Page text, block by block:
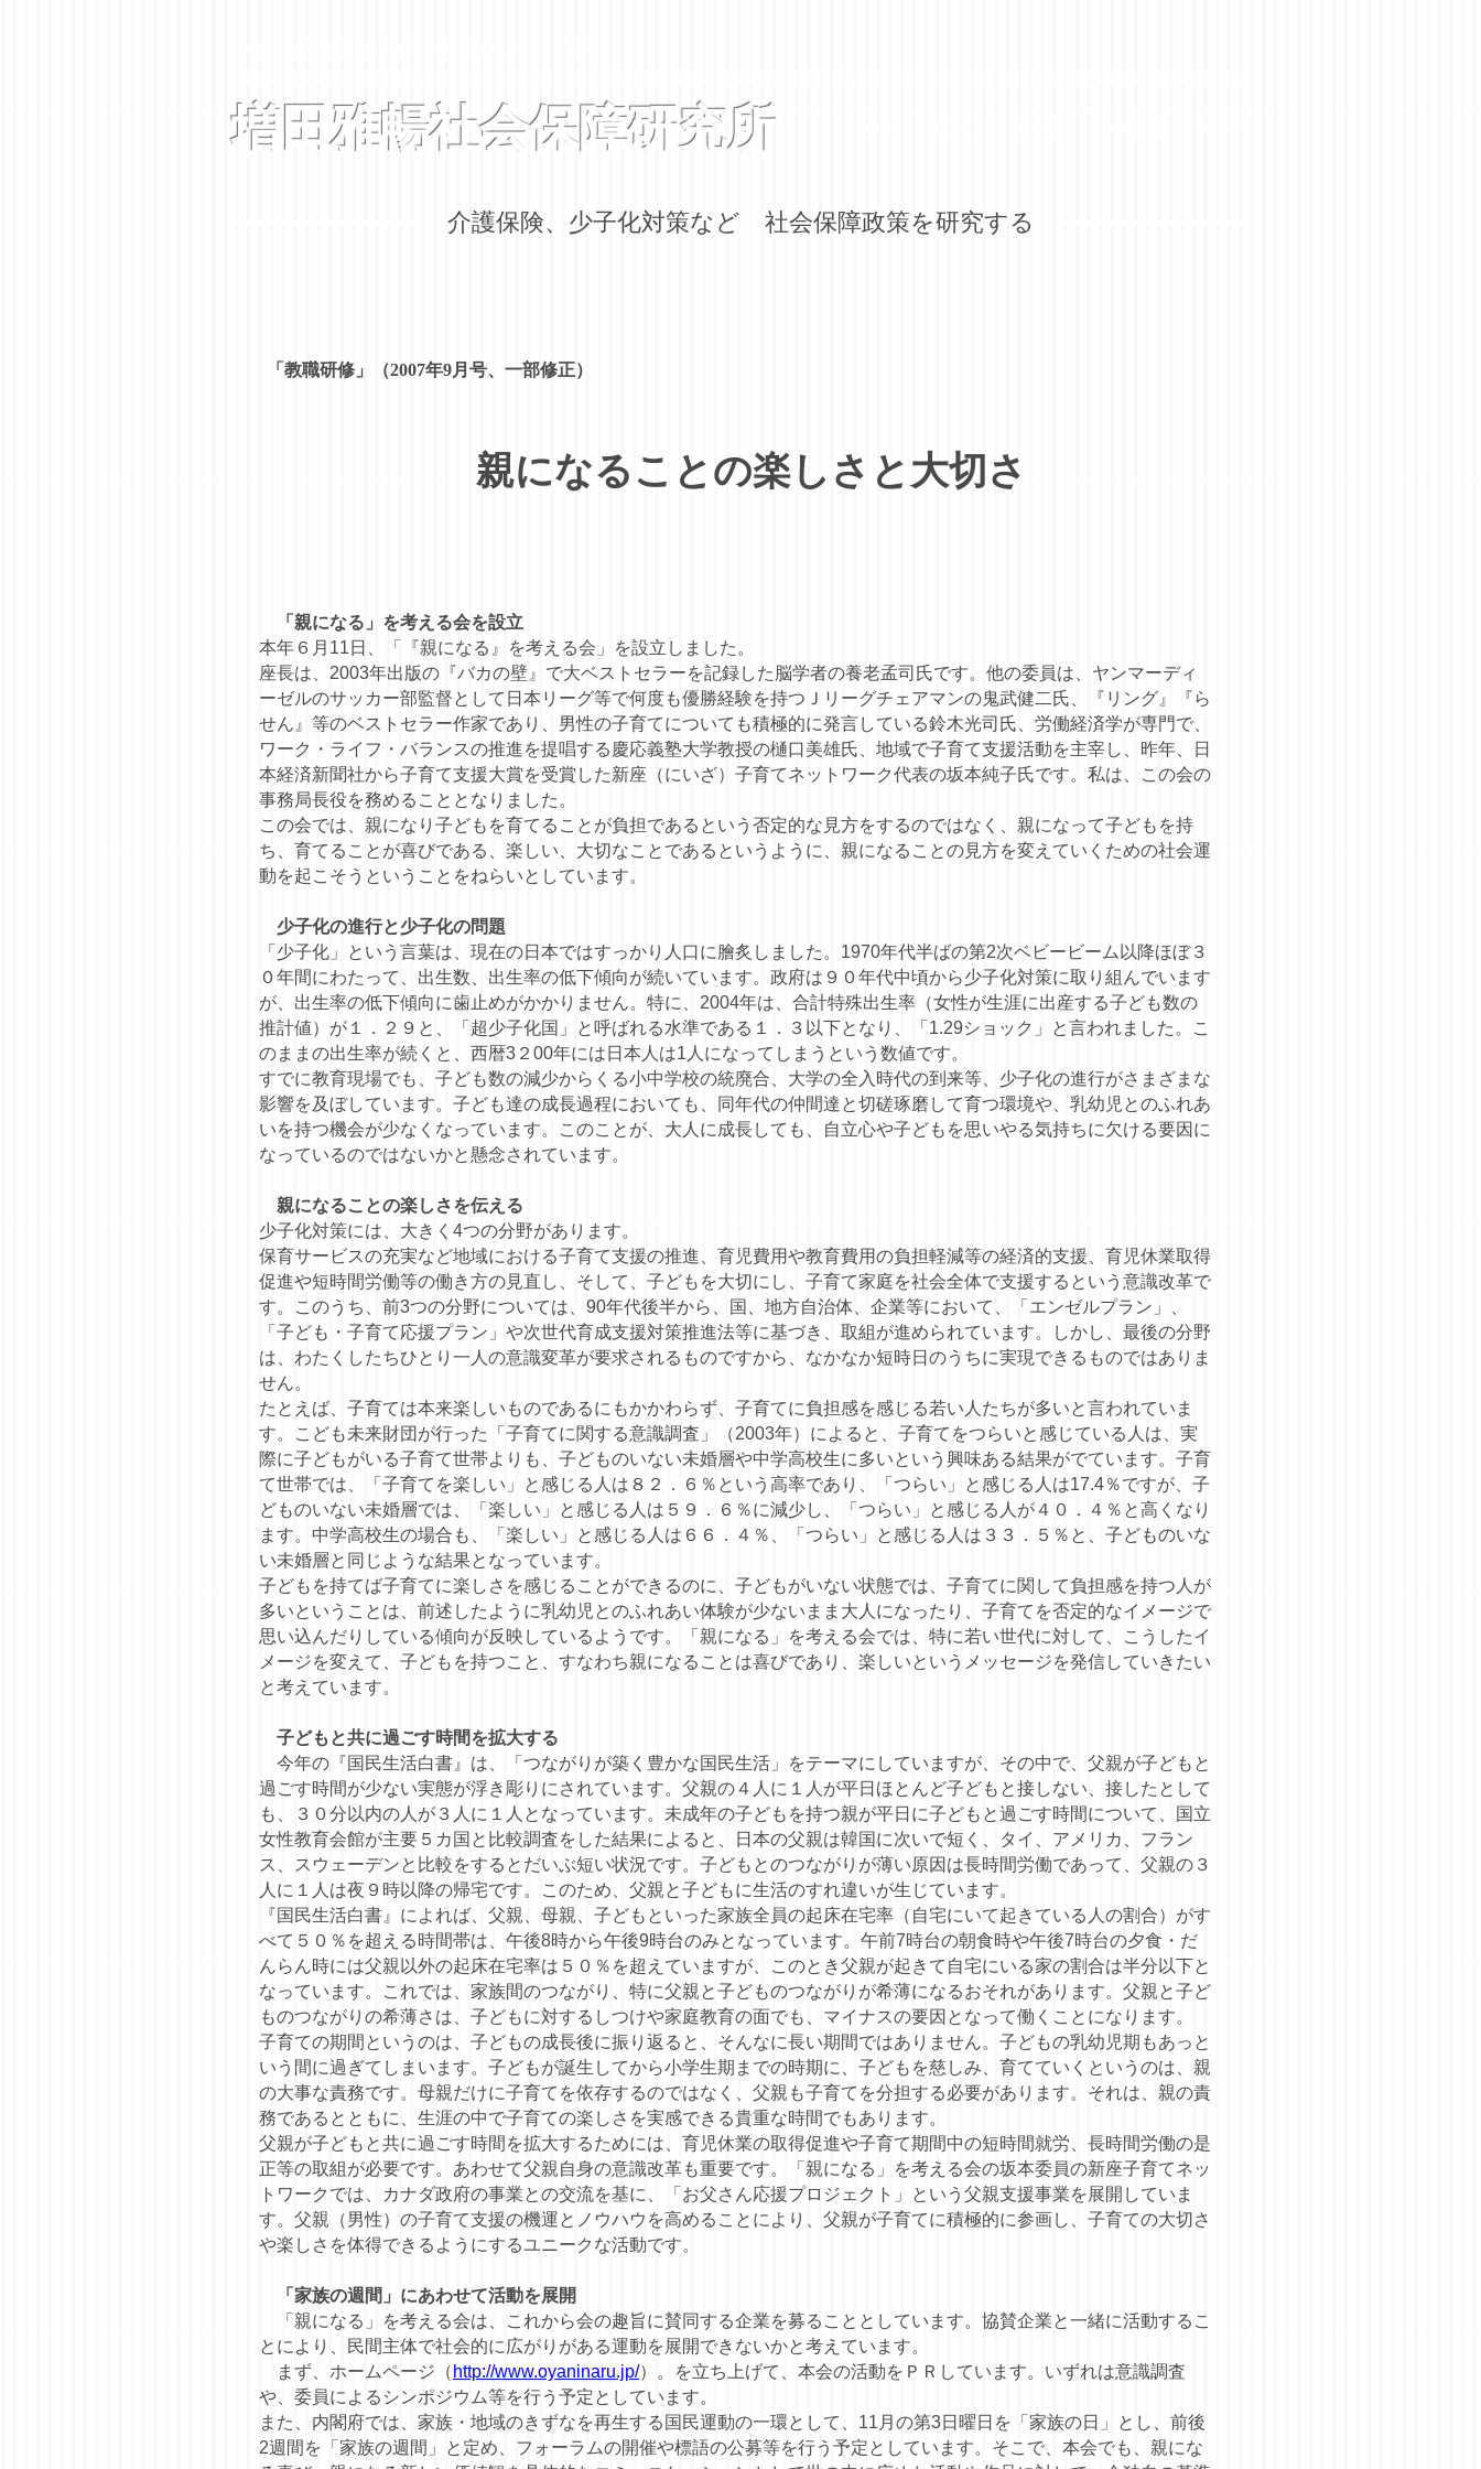
増田雅暢社会保障研究所
​介護保険、少子化対策など 社会保障政策を研究する
「親になる」を考える会を設立
本年６月11日、「『親になる』を考える会」を設立しました。
座長は、2003年出版の『バカの壁』で大ベストセラーを記録した脳学者の養老孟司氏です。他の委員は、ヤンマーディ
ーゼルのサッカー部監督として日本リーグ等で何度も優勝経験を持つＪリーグチェアマンの鬼武健二氏、『リング』『ら
せん』等のベストセラー作家であり、男性の子育てについても積極的に発言している鈴木光司氏、労働経済学が専門で、
ワーク・ライフ・バランスの推進を提唱する慶応義塾大学教授の樋口美雄氏、地域で子育て支援活動を主宰し、昨年、日
本経済新聞社から子育て支援大賞を受賞した新座（にいざ）子育てネットワーク代表の坂本純子氏です。私は、この会の
事務局長役を務めることとなりました。
この会では、親になり子どもを育てることが負担であるという否定的な見方をするのではなく、親になって子どもを持
ち、育てることが喜びである、楽しい、大切なことであるというように、親になることの見方を変えていくための社会運
動を起こそうということをねらいとしています。
少子化の進行と少子化の問題
「少子化」という言葉は、現在の日本ではすっかり人口に膾炙しました。1970年代半ばの第2次ベビービーム以降ほぼ３
０年間にわたって、出生数、出生率の低下傾向が続いています。政府は９０年代中頃から少子化対策に取り組んでいます
が、出生率の低下傾向に歯止めがかかりません。特に、2004年は、合計特殊出生率（女性が生涯に出産する子ども数の
推計値）が１．２９と、「超少子化国」と呼ばれる水準である１．３以下となり、「1.29ショック」と言われました。こ
のままの出生率が続くと、西暦3２00年には日本人は1人になってしまうという数値です。
すでに教育現場でも、子ども数の減少からくる小中学校の統廃合、大学の全入時代の到来等、少子化の進行がさまざまな
影響を及ぼしています。子ども達の成長過程においても、同年代の仲間達と切磋琢磨して育つ環境や、乳幼児とのふれあ
いを持つ機会が少なくなっています。このことが、大人に成長しても、自立心や子どもを思いやる気持ちに欠ける要因に
なっているのではないかと懸念されています。
親になることの楽しさを伝える
少子化対策には、大きく4つの分野があります。
保育サービスの充実など地域における子育て支援の推進、育児費用や教育費用の負担軽減等の経済的支援、育児休業取得
促進や短時間労働等の働き方の見直し、そして、子どもを大切にし、子育て家庭を社会全体で支援するという意識改革で
す。このうち、前3つの分野については、90年代後半から、国、地方自治体、企業等において、「エンゼルプラン」、
「子ども・子育て応援プラン」や次世代育成支援対策推進法等に基づき、取組が進められています。しかし、最後の分野
は、わたくしたちひとり一人の意識変革が要求されるものですから、なかなか短時日のうちに実現できるものではありま
せん。
たとえば、子育ては本来楽しいものであるにもかかわらず、子育てに負担感を感じる若い人たちが多いと言われていま
す。こども未来財団が行った「子育てに関する意識調査」（2003年）によると、子育てをつらいと感じている人は、実
際に子どもがいる子育て世帯よりも、子どものいない未婚層や中学高校生に多いという興味ある結果がでています。子育
て世帯では、「子育てを楽しい」と感じる人は８２．６％という高率であり、「つらい」と感じる人は17.4％ですが、子
どものいない未婚層では、「楽しい」と感じる人は５９．６％に減少し、「つらい」と感じる人が４０．４％と高くなり
ます。中学高校生の場合も、「楽しい」と感じる人は６６．４％、「つらい」と感じる人は３３．５％と、子どものいな
い未婚層と同じような結果となっています。
子どもを持てば子育てに楽しさを感じることができるのに、子どもがいない状態では、子育てに関して負担感を持つ人が
多いということは、前述したように乳幼児とのふれあい体験が少ないまま大人になったり、子育てを否定的なイメージで
思い込んだりしている傾向が反映しているようです。「親になる」を考える会では、特に若い世代に対して、こうしたイ
メージを変えて、子どもを持つこと、すなわち親になることは喜びであり、楽しいというメッセージを発信していきたい
と考えています。
子どもと共に過ごす時間を拡大する
今年の『国民生活白書』は、「つながりが築く豊かな国民生活」をテーマにしていますが、その中で、父親が子どもと
過ごす時間が少ない実態が浮き彫りにされています。父親の４人に１人が平日ほとんど子どもと接しない、接したとして
も、３０分以内の人が３人に１人となっています。未成年の子どもを持つ親が平日に子どもと過ごす時間について、国立
女性教育会館が主要５カ国と比較調査をした結果によると、日本の父親は韓国に次いで短く、タイ、アメリカ、フラン
ス、スウェーデンと比較をするとだいぶ短い状況です。子どもとのつながりが薄い原因は長時間労働であって、父親の３
人に１人は夜９時以降の帰宅です。このため、父親と子どもに生活のすれ違いが生じています。
『国民生活白書』によれば、父親、母親、子どもといった家族全員の起床在宅率（自宅にいて起きている人の割合）がす
べて５０％を超える時間帯は、午後8時から午後9時台のみとなっています。午前7時台の朝食時や午後7時台の夕食・だ
んらん時には父親以外の起床在宅率は５０％を超えていますが、このとき父親が起きて自宅にいる家の割合は半分以下と
なっています。これでは、家族間のつながり、特に父親と子どものつながりが希薄になるおそれがあります。父親と子ど
ものつながりの希薄さは、子どもに対するしつけや家庭教育の面でも、マイナスの要因となって働くことになります。
子育ての期間というのは、子どもの成長後に振り返ると、そんなに長い期間ではありません。子どもの乳幼児期もあっと
いう間に過ぎてしまいます。子どもが誕生してから小学生期までの時期に、子どもを慈しみ、育てていくというのは、親
の大事な責務です。母親だけに子育てを依存するのではなく、父親も子育てを分担する必要があります。それは、親の責
務であるとともに、生涯の中で子育ての楽しさを実感できる貴重な時間でもあります。
父親が子どもと共に過ごす時間を拡大するためには、育児休業の取得促進や子育て期間中の短時間就労、長時間労働の是
正等の取組が必要です。あわせて父親自身の意識改革も重要です。「親になる」を考える会の坂本委員の新座子育てネッ
トワークでは、カナダ政府の事業との交流を基に、「お父さん応援プロジェクト」という父親支援事業を展開していま
す。父親（男性）の子育て支援の機運とノウハウを高めることにより、父親が子育てに積極的に参画し、子育ての大切さ
や楽しさを体得できるようにするユニークな活動です。
「家族の週間」にあわせて活動を展開
「親になる」を考える会は、これから会の趣旨に賛同する企業を募ることとしています。協賛企業と一緒に活動するこ
とにより、民間主体で社会的に広がりがある運動を展開できないかと考えています。
まず、ホームページ（ http://www.oyaninaru.jp/）。を立ち上げて、本会の活動をＰＲしています。いずれは意識調査
や、委員によるシンポジウム等を行う予定としています。
また、内閣府では、家族・地域のきずなを再生する国民運動の一環として、11月の第3日曜日を「家族の日」とし、前後
2週間を「家族の週間」と定め、フォーラムの開催や標語の公募等を行う予定としています。そこで、本会でも、親にな
親になることの楽しさと大切さ
「教職研修」（2007年9月号、一部修正）